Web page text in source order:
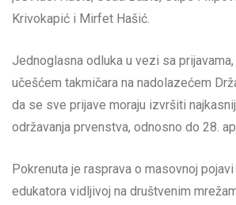
Krivokapić i Mirfet Hašić.
Jednoglasna odluka u vezi sa
učešćem takmičara na nadolazećem
da se sve prijave moraju izvršiti
održavanja prvenstva, odnosno do 28.
Pokrenuta je rasprava o masovnoj
edukatora vidljivoj na društvenim